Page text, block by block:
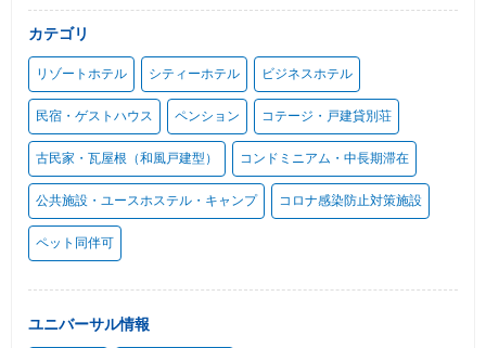
カテゴリ
リゾートホテル シティーホテル ビジネスホテル
民宿・ゲストハウス ペンション コテージ・戸建貸別荘
古民家・瓦屋根（和風戸建型） コンドミニアム・中長期滞在
公共施設・ユースホステル・キャンプ コロナ感染防止対策施設
ペット同伴可
ユニバーサル情報